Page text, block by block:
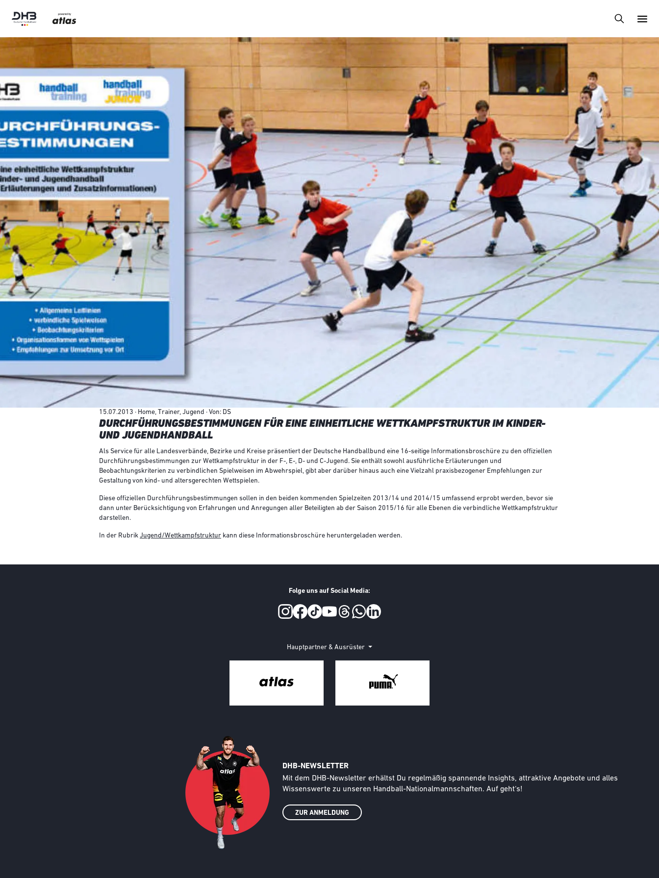
15.07.2013 · Home, Trainer, Jugend · Von: DS
DURCHFÜHRUNGSBESTIMMUNGEN FÜR EINE EINHEITLICHE WETTKAMPFSTRUKTUR IM KINDER-
UND JUGENDHANDBALL
Als Service für alle Landesverbände, Bezirke und Kreise präsentiert der Deutsche Handballbund eine 16-seitige Informationsbroschüre zu den offiziellen
Durchführungsbestimmungen zur Wettkampfstruktur in der F-, E-, D- und C-Jugend. Sie enthält sowohl ausführliche Erläuterungen und
Beobachtungskriterien zu verbindlichen Spielweisen im Abwehrspiel, gibt aber darüber hinaus auch eine Vielzahl praxisbezogener Empfehlungen zur
Gestaltung von kind- und altersgerechten Wettspielen.
Diese offiziellen Durchführungsbestimmungen sollen in den beiden kommenden Spielzeiten 2013/14 und 2014/15 umfassend erprobt werden, bevor sie
dann unter Berücksichtigung von Erfahrungen und Anregungen aller Beteiligten ab der Saison 2015/16 für alle Ebenen die verbindliche Wettkampfstruktur
darstellen.
In der Rubrik Jugend/Wettkampfstruktur kann diese Informationsbroschüre heruntergeladen werden.
Folge uns auf Social Media:
Hauptpartner & Ausrüster
DHB-NEWSLETTER
Text
Mit dem DHB-Newsletter erhältst Du regelmäßig spannende Insights, attraktive Angebote und alles
Wissenswerte zu unseren Handball-Nationalmannschaften. Auf geht‘s!
ZUR ANMELDUNG